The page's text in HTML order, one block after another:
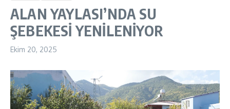
ALAN YAYLASI’NDA SU
ŞEBEKESİ YENİLENİYOR
Ekim 20, 2025